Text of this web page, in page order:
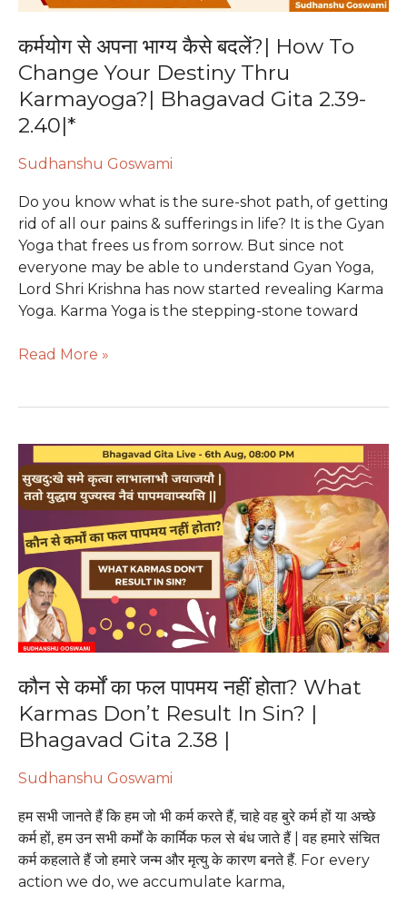
कर्मयोग से अपना भाग्य कैसे बदलें?| How To
Change Your Destiny Thru
Karmayoga?| Bhagavad Gita 2.39-
2.40|*
Sudhanshu Goswami
Do you know what is the sure-shot path, of getting
rid of all our pains & sufferings in life? It is the Gyan
Yoga that frees us from sorrow. But since not
everyone may be able to understand Gyan Yoga,
Lord Shri Krishna has now started revealing Karma
Yoga. Karma Yoga is the stepping-stone toward
Change
Your
Destiny
Thru
Karmayoga?
|
Bhagavad
Gita
2.40|*
Read More »
कौन से कर्मों का फल पापमय नहीं होता? What
Karmas Don’t Result In Sin? |
Bhagavad Gita 2.38 |
Sudhanshu Goswami
हम सभी जानते हैं कि हम जो भी कर्म करते हैं, चाहे वह बुरे कर्म हों या अच्छे
कर्म हों, हम उन सभी कर्मों के कार्मिक फल से बंध जाते हैं | वह हमारे संचित
कर्म कहलाते हैं जो हमारे जन्म और मृत्यु के कारण बनते हैं. For every
action we do, we accumulate karma,
से
कर्मों
फल
पापमय
नहीं
होता?
What
Karmas
Don’t
Result
In
Sin?
Bhagavad
2.38
|